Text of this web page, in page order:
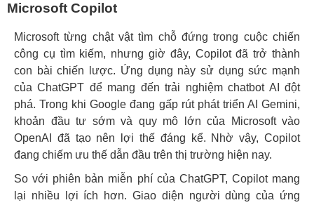
Microsoft Copilot
Microsoft từng chật vật tìm chỗ đứng trong cuộc chiến
công cụ tìm kiếm, nhưng giờ đây, Copilot đã trở thành
con bài chiến lược. Ứng dụng này sử dụng sức mạnh
của ChatGPT để mang đến trải nghiệm chatbot AI đột
phá. Trong khi Google đang gấp rút phát triển AI Gemini,
khoản đầu tư sớm và quy mô lớn của Microsoft vào
OpenAI đã tạo nên lợi thế đáng kể. Nhờ vậy, Copilot
đang chiếm ưu thế dẫn đầu trên thị trường hiện nay.
So với phiên bản miễn phí của ChatGPT, Copilot mang
lại nhiều lợi ích hơn. Giao diện người dùng của ứng